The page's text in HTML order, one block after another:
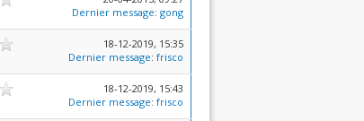
Dernier message: gong
18-12-2019, 15:35
Dernier message: frisco
18-12-2019, 15:43
Dernier message: frisco